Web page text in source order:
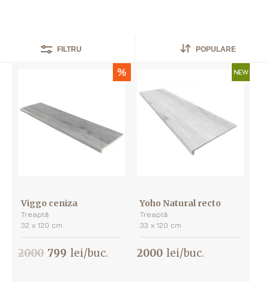
FILTRU POPULARE
S-au găsit produse
%
Viggo ceniza
Treaptă
32 х 120 cm
2000 799 lei/buc.
NEW
Yoho Natural recto
Treaptă
33 х 120 cm
2000 lei/buc.